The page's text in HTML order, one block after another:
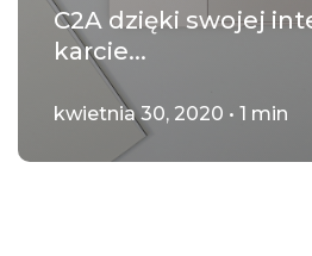
C2A dzięki swojej
karcie...
kwietnia 30, 2020 • 1 min